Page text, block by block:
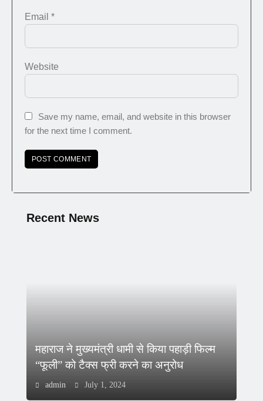
Email *
Website
Save my name, email, and website in this browser
for the next time I comment.
Recent News
महाराज ने मुख्यमंत्री धामी से किया पहाड़ी फिल्म
“फूली” को टैक्स फ्री करने का अनुरोध
admin July 1, 2024